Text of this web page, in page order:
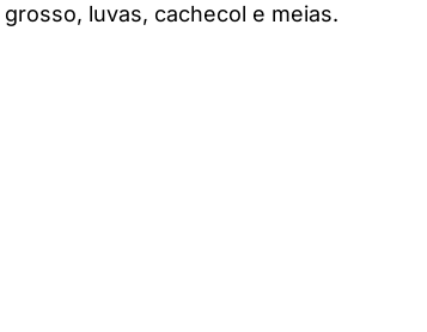
luvas, cachecol e meias.